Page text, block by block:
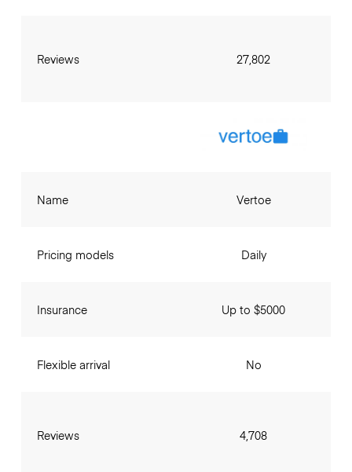
Reviews 27,802
Name
Pricing models
Insurance
Flexible arrival
Reviews
Vertoe
Daily
Up to $5000
No
4,708